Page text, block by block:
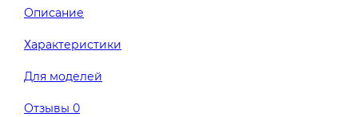
Описание
Характеристики
Для моделей
Отзывы 0